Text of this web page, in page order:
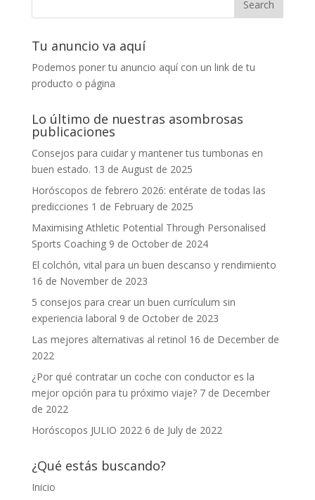
Tu anuncio va aquí
Podemos poner tu anuncio aquí con un link de tu
producto o página
Lo último de nuestras asombrosas
publicaciones
Consejos para cuidar y mantener tus tumbonas en
buen estado. 13 de August de 2025
Horóscopos de febrero 2026: entérate de todas las
predicciones 1 de February de 2025
Maximising Athletic Potential Through Personalised
Sports Coaching 9 de October de 2024
El colchón, vital para un buen descanso y rendimiento
16 de November de 2023
5 consejos para crear un buen currículum sin
experiencia laboral 9 de October de 2023
Las mejores alternativas al retinol 16 de December de
2022
¿Por qué contratar un coche con conductor es la
mejor opción para tu próximo viaje? 7 de December
de 2022
Horóscopos JULIO 2022 6 de July de 2022
¿Qué estás buscando?
Inicio